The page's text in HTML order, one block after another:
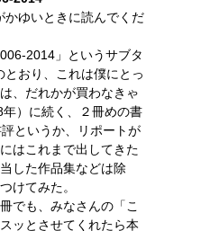
かゆいときに読んでくだ
2014」というサブタ
とおり、これは僕にとっ
、だれかが買わなきゃ
）に続く、２冊めの書
というか、リポートが
はこれまで出してきた
した作品集などは除
けてみた。
でも、みなさんの「こ
ッとさせてくれたら本